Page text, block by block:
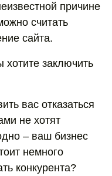
причине
считать
сайта.
заключить
вас отказаться
не хотят
– ваш бизнес
немного
конкурента?